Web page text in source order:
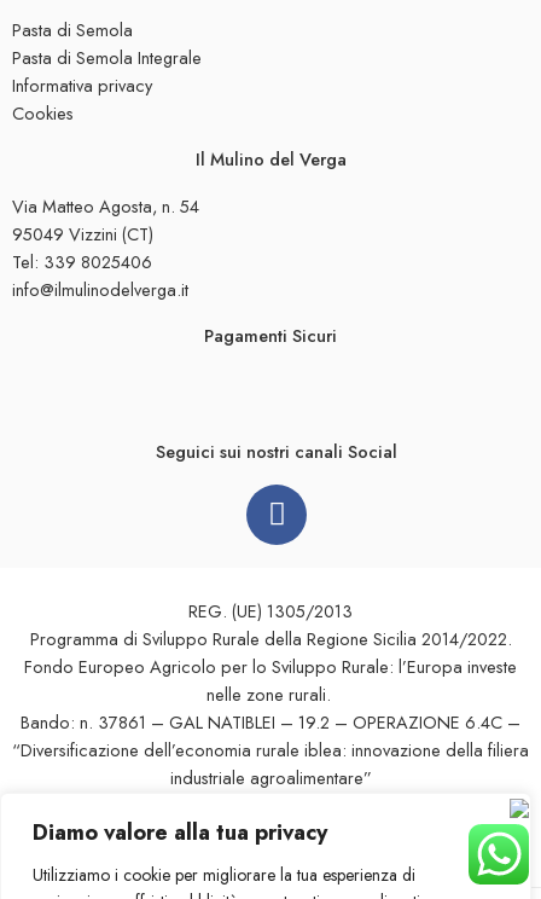
Diamo valore alla tua privacy
Utilizziamo i cookie per migliorare la tua esperienza di
Pasta di Semola
Pasta di Semola Integrale
Informativa privacy
Cookies
Il Mulino del Verga
Via Matteo Agosta, n. 54
95049 Vizzini (CT)
Tel: 339 8025406
info@ilmulinodelverga.it
Pagamenti Sicuri
Seguici sui nostri canali Social
REG. (UE) 1305/2013
Programma di Sviluppo Rurale della Regione Sicilia 2014/2022.
Fondo Europeo Agricolo per lo Sviluppo Rurale: l’Europa investe
nelle zone rurali.
Bando: n. 37861 – GAL NATIBLEI – 19.2 – OPERAZIONE 6.4C –
“Diversificazione dell’economia rurale iblea: innovazione della filiera
industriale agroalimentare”
Ditta: GENNARO MASSIMO – CUAA GNNMSM76P13M100B –
CUP G96F21000020007